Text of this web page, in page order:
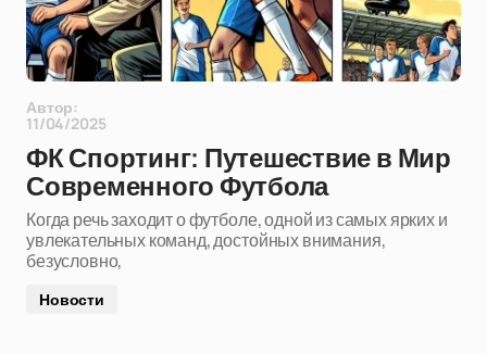
Автор:
11/04/2025
ФК Спортинг: Путешествие в Мир
Современного Футбола
Когда речь заходит о футболе, одной из самых ярких и
увлекательных команд, достойных внимания,
безусловно,
Новости